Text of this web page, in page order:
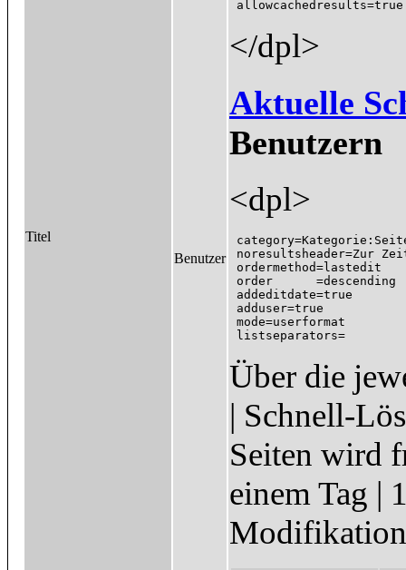
Titel
Benutzer
</dpl>
Aktuelle
Benutzern
<dpl>
noresultsheader=Zur
ordermethod=lastedit
order      =descending
addeditdate=true
adduser=true
mode=userformat
Über die
| Schnell-
Seiten wird
einem Tag |
Modifikation